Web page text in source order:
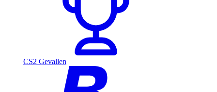
CS2 Gevallen